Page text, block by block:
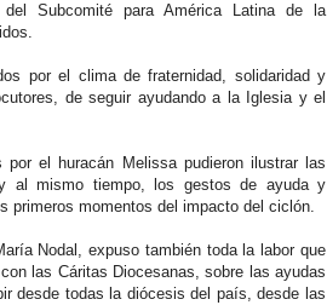
Subcomité para América Latina de la
por el clima de fraternidad, solidaridad y
de seguir ayudando a la Iglesia y el
el huracán Melissa pudieron ilustrar las
al mismo tiempo, los gestos de ayuda y
primeros momentos del impacto del ciclón.
Nodal, expuso también toda la labor que
las Cáritas Diocesanas, sobre las ayudas
desde todas la diócesis del país, desde las